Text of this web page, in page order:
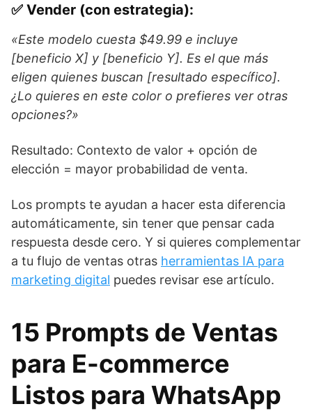
✅ Vender (con estrategia):
«Este modelo cuesta $49.99 e incluye
[beneficio X] y [beneficio Y]. Es el que más
eligen quienes buscan [resultado específico].
¿Lo quieres en este color o prefieres ver otras
opciones?»
Resultado: Contexto de valor + opción de
elección = mayor probabilidad de venta.
Los prompts te ayudan a hacer esta diferencia
automáticamente, sin tener que pensar cada
respuesta desde cero. Y si quieres complementar
a tu flujo de ventas otras herramientas IA para
marketing digital puedes revisar ese artículo.
15 Prompts de Ventas
para E-commerce
Listos para WhatsApp